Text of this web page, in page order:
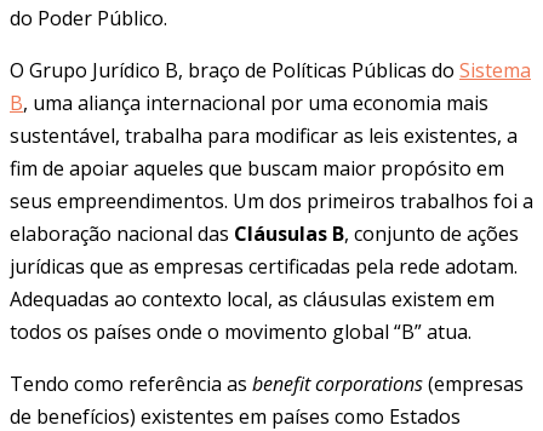
do Poder Público.
O Grupo Jurídico B, braço de Políticas Públicas do Sistema
B, uma aliança internacional por uma economia mais
sustentável, trabalha para modificar as leis existentes, a
fim de apoiar aqueles que buscam maior propósito em
seus empreendimentos. Um dos primeiros trabalhos foi a
elaboração nacional das Cláusulas B, conjunto de ações
jurídicas que as empresas certificadas pela rede adotam.
Adequadas ao contexto local, as cláusulas existem em
todos os países onde o movimento global “B” atua.
Tendo como referência as benefit corporations(empresas
de benefícios) existentes em países como Estados